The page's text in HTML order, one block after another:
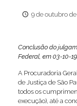
9 de outubro
Conclusão do
Federal, em 03-10-19
A Procuradoria
de Justiça de São
todos os
execução), até a